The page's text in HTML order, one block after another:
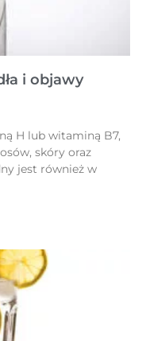
i objawy
H lub witaminą B7,
skóry oraz
jest również w